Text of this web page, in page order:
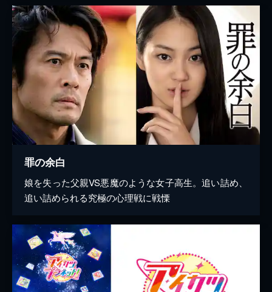
罪の余白
娘を失った父親VS悪魔のような女子高生。追い詰め、
追い詰められる究極の心理戦に戦慄